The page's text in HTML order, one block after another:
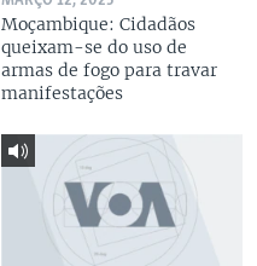
Moçambique: Cidadãos
queixam-se do uso de
armas de fogo para travar
manifestações